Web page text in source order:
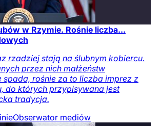
w Rzymie. Rośnie liczba...
rzadziej stają na ślubnym kobiercu.
przez nich małżeństw
spada, rośnie za to liczba imprez z
do których przypisywana jest
tradycja.
Obserwator mediów